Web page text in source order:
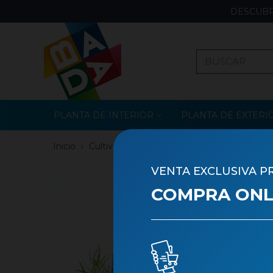
PLANTA DE INTERIOR PLANTA DE
Inicio Cultivo Propio
VENTA EXCLUSIVA
COMPRA